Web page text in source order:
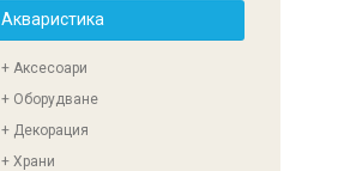
Акваристика
+ Аксесоари
+ Оборудване
+ Декорация
+ Храни